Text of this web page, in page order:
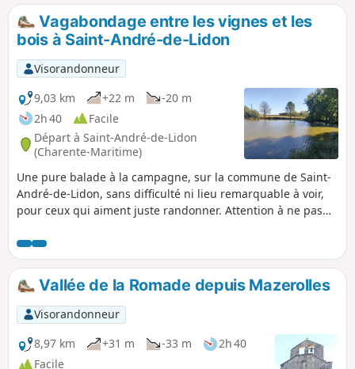
o
a
m
Vagabondage entre les vignes et les
bois à Saint-André-de-Lidon
Visorandonneur
9,03 km
+22 m
-20 m
2h 40
Facile
Départ à Saint-André-de-Lidon
(Charente-Maritime)
Une pure balade à la campagne, sur la commune de Saint-
André-de-Lidon, sans difficulté ni lieu remarquable à voir,
pour ceux qui aiment juste randonner. Attention à ne pas
Merci de bien vouloir respecter la propriété d'autrui. Sur le
domaine privé, les ramassages ou les cueillettes sont
interdits.
Vallée de la Romade depuis Mazerolles
Visorandonneur
8,97 km
+31 m -33 m
2h 40
Facile